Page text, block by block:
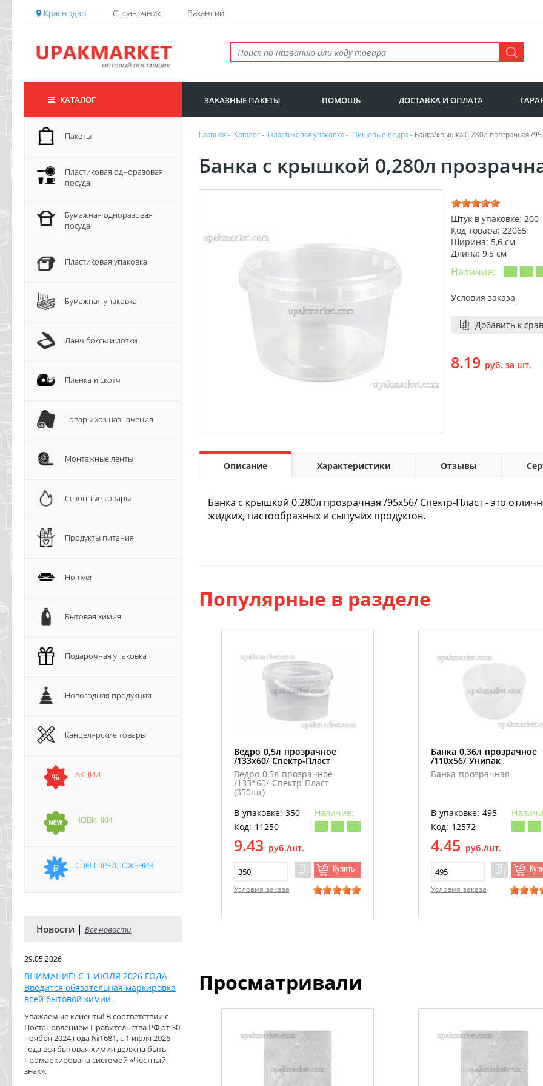
Краснодар Справочник Вакансии
КАТАЛОГ ЗАКАЗНЫЕ ПАКЕТЫ ПОМОЩЬ ДОСТАВКА И ОПЛАТА
Пакеты
Пластиковая одноразовая
посуда
Бумажная одноразовая
посуда
Пластиковая упаковка
Бумажная упаковка
Ланч боксы и лотки
Пленка и скотч
Товары хоз назначения
Монтажные ленты
Сезонные товары
Продукты питания
Homver
Бытовая химия
Подарочная упаковка
Новогодняя продукция
Канцелярские товары
АКЦИИ
НОВИНКИ
СПЕЦ ПРЕДЛОЖЕНИЯ
Новости | Все новости
29.05.2026
ВНИМАНИЕ! С 1 ИЮЛЯ 2026 ГОДА
Вводится обязательная маркировка
всей бытовой химии.
Уважаемые клиенты! В соответствии с
Постановлением Правительства РФ от 30
ноября 2024 года №1681, с 1 июля 2026
года вся бытовая химия должна быть
промаркирована системой «Честный
знак».
Главная- Каталог- Пластиковая упаковка- Пищевые ведра- Банка/крышка 0,280л прозрачная /
Банка с крышкой 0,280л
Штук в упаковке: 200
Код товара: 22065
Ширина: 5,6 см
Длина: 9,5 см
Наличие:
Условия заказа
Добавить к
8.19 руб. за шт.
Описание Характеристики Отзывы
Банка с крышкой 0,280л прозрачная /95х56/ Спектр-Пласт - это
жидких, пастообразных и сыпучих продуктов.
Популярные в разделе
Ведро 0,5л прозрачное
/133х60/ Спектр-Пласт
Ведро 0,5л прозрачное
/133*60/ Спектр-Пласт
(350шт)
В упаковке: 350
Наличие:
Код: 11250
9.43 руб./шт.
Купить
Условия заказа
Банка 0,36л прозрачное
/110х56/ Унипак
Банка прозрачная
В упаковке: 495
Код: 12572
4.45 руб./шт.
Условия заказа
Просматривали